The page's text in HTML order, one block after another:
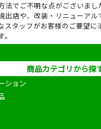
法でご不明な点がございまし
出店や、改装・リニューアル
スタッフがお客様のご要望に
商品カテゴリから探
ション